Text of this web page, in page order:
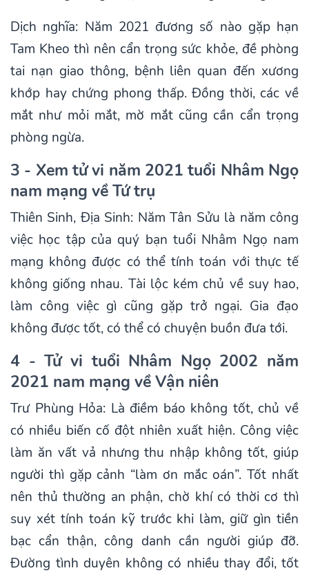
Dịch nghĩa: Năm 2021 đương số nào gặp hạn
Tam Kheo thì nên cẩn trọng sức khỏe, đề phòng
tai nạn giao thông, bệnh liên quan đến xương
khớp hay chứng phong thấp. Đồng thời, các về
mắt như mỏi mắt, mờ mắt cũng cần cẩn trọng
phòng ngừa.
3 - Xem tử vi năm 2021 tuổi Nhâm Ngọ
nam mạng về Tứ trụ
Thiên Sinh, Địa Sinh: Năm Tân Sửu là năm công
việc học tập của quý bạn tuổi Nhâm Ngọ nam
mạng không được có thể tính toán với thực tế
không giống nhau. Tài lộc kém chủ về suy hao,
làm công việc gì cũng gặp trở ngại. Gia đạo
không được tốt, có thể có chuyện buồn đưa tới.
4 - Tử vi tuổi Nhâm Ngọ 2002 năm
2021 nam mạng về Vận niên
Trư Phùng Hỏa: Là điềm báo không tốt, chủ về
có nhiều biến cố đột nhiên xuất hiện. Công việc
làm ăn vất vả nhưng thu nhập không tốt, giúp
người thì gặp cảnh “làm ơn mắc oán”. Tốt nhất
nên thủ thường an phận, chờ khí có thời cơ thì
suy xét tính toán kỹ trước khi làm, giữ gìn tiền
bạc cẩn thận, công danh cần người giúp đỡ.
Đường tình duyên không có nhiều thay đổi, tốt